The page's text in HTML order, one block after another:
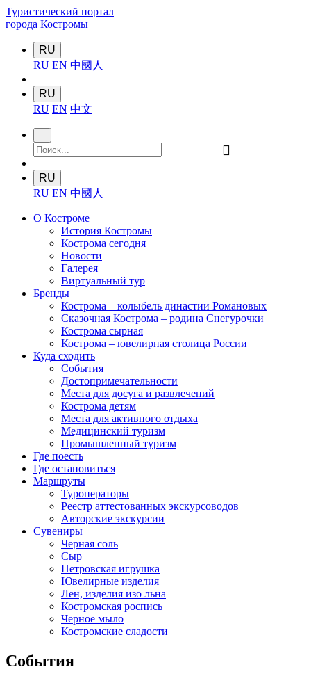
Туристический портал
города Костромы
RU
RU EN 中國人
RU
RU EN 中文
󰍉
RU
RU EN 中國人
О Костроме
История Костромы
Кострома сегодня
Новости
Галерея
Виртуальный тур
Бренды
Кострома – колыбель династии Романовых
Сказочная Кострома – родина Снегурочки
Кострома сырная
Кострома – ювелирная столица России
Куда сходить
События
Достопримечательности
Места для досуга и развлечений
Кострома детям
Места для активного отдыха
Медицинский туризм
Промышленный туризм
Где поесть
Где остановиться
Маршруты
Туроператоры
Реестр аттестованных экскурсоводов
Авторские экскурсии
Сувениры
Черная соль
Сыр
Петровская игрушка
Ювелирные изделия
Лен, изделия изо льна
Костромская роспись
Черное мыло
Костромские сладости
События